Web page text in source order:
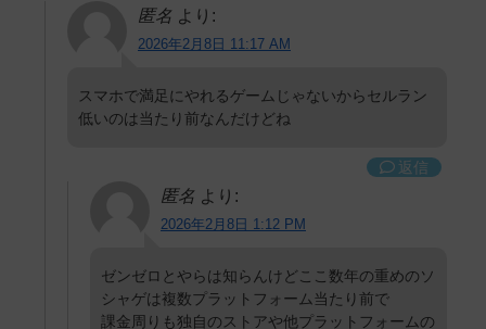
匿名 より:
2026年2月8日 11:17 AM
スマホで満足にやれるゲームじゃないからセルラン
低いのは当たり前なんだけどね
返信
匿名 より:
2026年2月8日 1:12 PM
ゼンゼロとやらは知らんけどここ数年の重めのソ
シャゲは複数プラットフォーム当たり前で
課金周りも独自のストアや他プラットフォームの